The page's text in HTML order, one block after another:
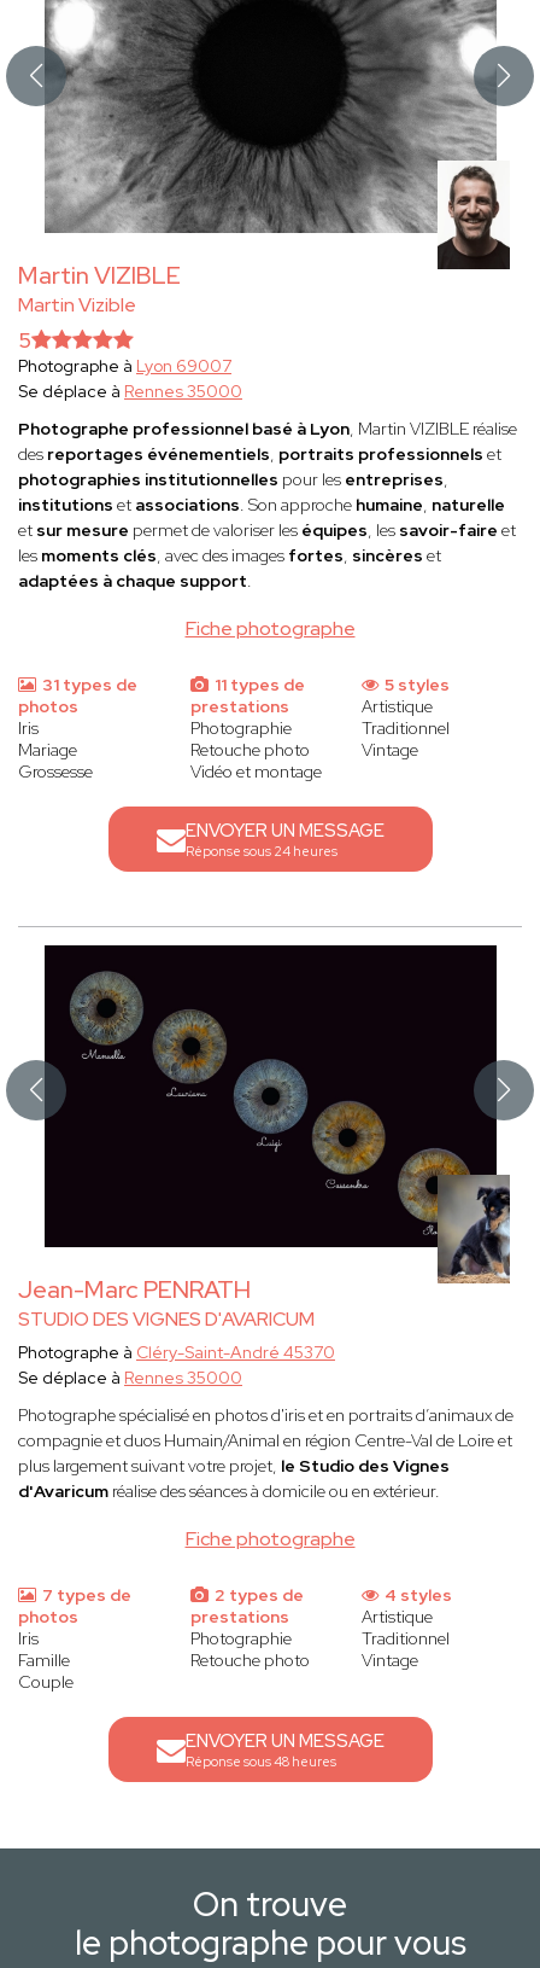
Martin VIZIBLE
Martin Vizible
Fiche photographe
5
Photographe à Lyon 69007
Se déplace à Rennes 35000
Photographe professionnel basé à Lyon, Martin VIZIBLE réalise
des reportages événementiels, portraits professionnels et
photographies institutionnelles pour les entreprises,
institutions et associations. Son approche humaine, naturelle
et sur mesure permet de valoriser les équipes, les savoir-faire et
les moments clés, avec des images fortes, sincères et
adaptées à chaque support.
31 types de
photos
Iris
Mariage
Grossesse
11 types de
prestations
Photographie
Retouche photo
Vidéo et montage
5 styles
Artistique
Traditionnel
Vintage
ENVOYER UN MESSAGE
Réponse sous 24 heures
Jean-Marc PENRATH
STUDIO DES VIGNES D'AVARICUM
Fiche photographe
Photographe à Cléry-Saint-André 45370
Se déplace à Rennes 35000
Photographe spécialisé en photos d'iris et en portraits d’animaux de
compagnie et duos Humain/Animal en région Centre-Val de Loire et
plus largement suivant votre projet, le Studio des Vignes
d'Avaricum réalise des séances à domicile ou en extérieur.
7 types de
photos
Iris
Famille
Couple
2 types de
prestations
Photographie
Retouche photo
4 styles
Artistique
Traditionnel
Vintage
ENVOYER UN MESSAGE
Réponse sous 48 heures
On trouve
le photographe pour vous